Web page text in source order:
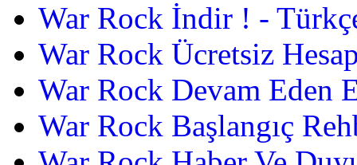
War Rock İndir ! -
War Rock Ücretsiz
War Rock Devam Eden
War Rock Başlangıç